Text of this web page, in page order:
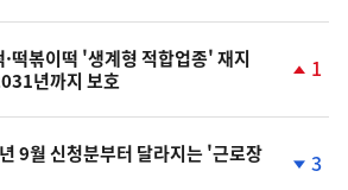
·떡볶이떡 '생계형 적합업종' 재지
년까지 보호
1
9월 신청분부터 달라지는 '근로장
3